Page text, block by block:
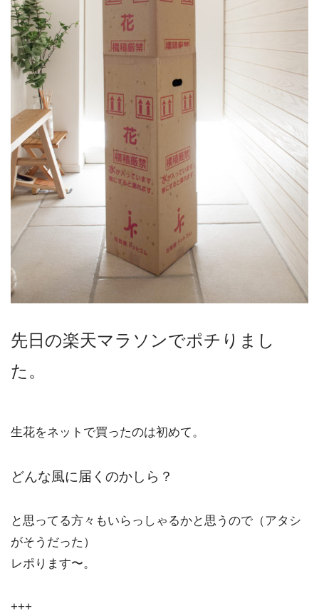
先日の楽天マラソンでポチりまし
た。
生花をネットで買ったのは初めて。
どんな風に届くのかしら？
と思ってる方々もいらっしゃるかと思うので（アタシ
がそうだった）
レポります〜。
+++